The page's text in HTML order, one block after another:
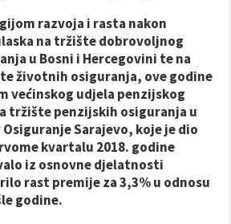
razvoja i rasta nakon
na tržište dobrovoljnog
u Bosni i Hercegovini te na
životnih osiguranja, ove godine
većinskog udjela penzijskog
tržište penzijskih osiguranja u
Sarajevo, koje je dio
kvartalu 2018. godine
iz osnovne djelatnosti
rast premije za 3,3% u odnosu
godine.